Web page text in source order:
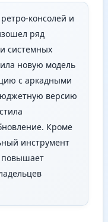
консолей и
ряд
системных
новую модель
с аркадными
версию
Кроме
инструмент
повышает